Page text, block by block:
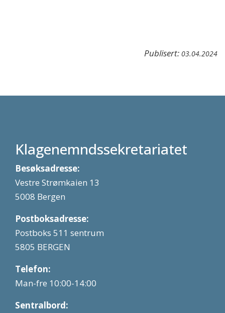
Publisert: 03.04.2024
Klagenemndssekretariatet
Besøksadresse:
Vestre Strømkaien 13
5008 Bergen
Postboksadresse:
Postboks 511 sentrum
5805 BERGEN
Telefon:
Man-fre 10:00-14:00
Sentralbord: